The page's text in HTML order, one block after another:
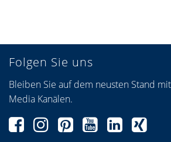
Folgen Sie uns
Bleiben Sie auf dem neusten Stand
Media Kanälen.